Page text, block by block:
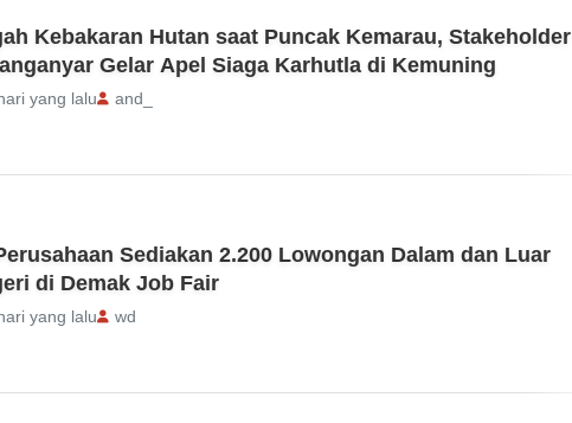
Kebakaran Hutan saat Puncak Kemarau, Stakeholder
Gelar Apel Siaga Karhutla di Kemuning
yang lalu and_
Sediakan 2.200 Lowongan Dalam dan Luar
di Demak Job Fair
yang lalu wd